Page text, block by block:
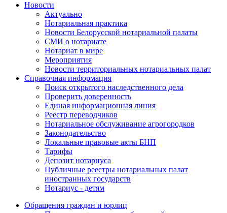
Новости
Актуально
Нотариальная практика
Новости Белорусской нотариальной палаты
СМИ о нотариате
Нотариат в мире
Мероприятия
Новости территориальных нотариальных палат
Справочная информация
Поиск открытого наследственного дела
Проверить доверенность
Единая информационная линия
Реестр переводчиков
Нотариальное обслуживание агрогородков
Законодательство
Локальные правовые акты БНП
Тарифы
Депозит нотариуса
Публичные реестры нотариальных палат
иностранных государств
Нотариус - детям
Обращения граждан и юрлиц